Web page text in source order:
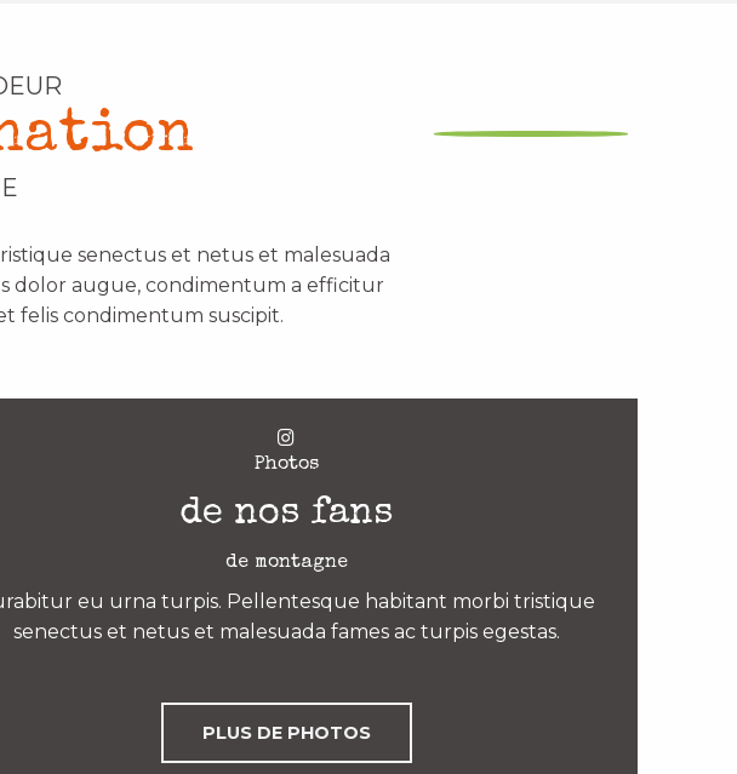
senectus et netus et malesuada
dolor augue, condimentum a efficitur
felis condimentum suscipit.
Photos
de nos fans
de montagne
eu urna turpis. Pellentesque habitant morbi tristique
senectus et netus et malesuada fames ac turpis egestas.
PLUS DE PHOTOS